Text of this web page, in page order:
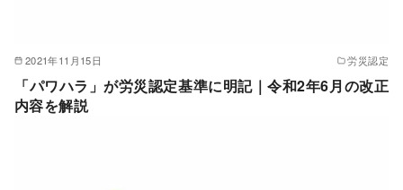
2021年11月15日 労災認定
「パワハラ」が労災認定基準に明記｜令和2年6月の改正
内容を解説